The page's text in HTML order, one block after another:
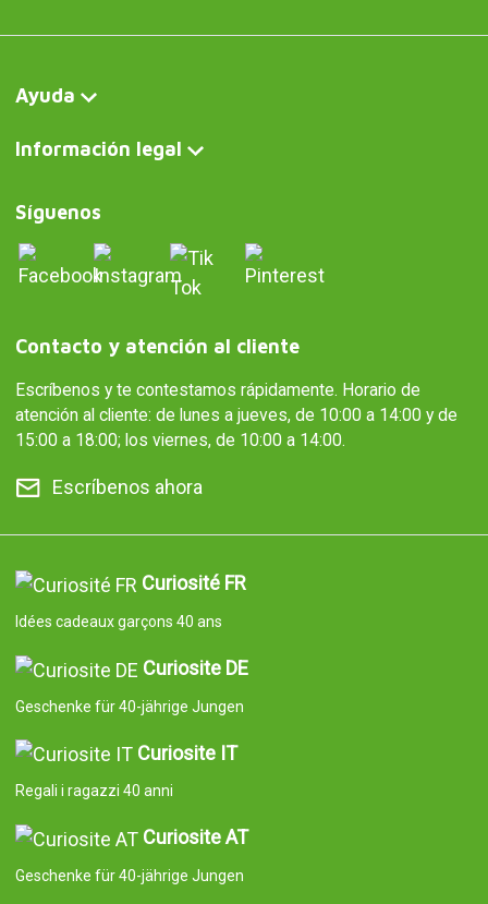
Ayuda
Información legal
Síguenos
Contacto y atención al cliente
Escríbenos y te contestamos rápidamente. Horario de
atención al cliente: de lunes a jueves, de 10:00 a 14:00 y de
15:00 a 18:00; los viernes, de 10:00 a 14:00.
Escríbenos ahora
Curiosité FR
Idées cadeaux garçons 40 ans
Curiosite DE
Geschenke für 40-jährige Jungen
Curiosite IT
Regali i ragazzi 40 anni
Curiosite AT
Geschenke für 40-jährige Jungen